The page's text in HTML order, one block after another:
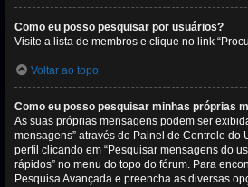
Como eu posso pesquisar por usuários?
Visite a lista de membros e clique no link
Voltar ao topo
Como eu posso pesquisar minhas próprias
As suas próprias mensagens podem ser
mensagens” através do Painel de Controle do
perfil clicando em “Pesquisar mensagens do
rápidos” no menu do topo do fórum. Para
Pesquisa Avançada e preencha as diversas